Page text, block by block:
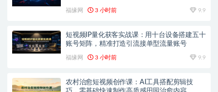
福缘网 3 小时前 9.9
短视频IP量化获客实战课：用十台设备搭建五十
账号矩阵，精准打造引流接单型流量账号
福缘网 3 小时前 9.9
农村治愈短视频创作课：AI工具搭配剪辑技